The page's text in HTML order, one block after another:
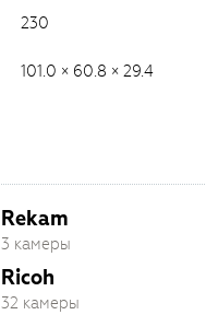
230
101.0 × 60.8 × 29.4
Rekam
3 камеры
Ricoh
32 камеры